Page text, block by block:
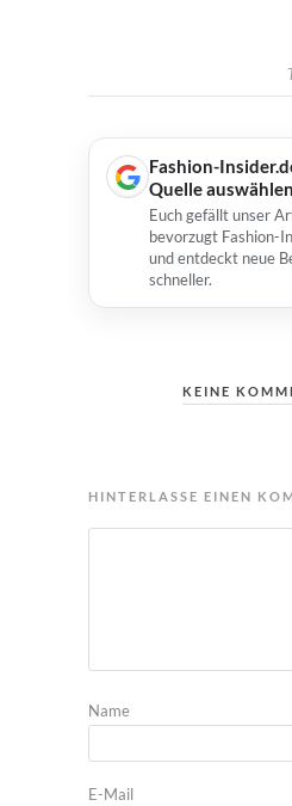
Fashion-
Quelle auswählen
Euch gefällt unser
bevorzugt Fashion-
und entdeckt neue
schneller.
KEINE
HINTERLASSE EINEN
Name
E-Mail